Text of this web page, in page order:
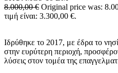
8.000,00€ Original price was:
τιμή είναι: 3.300,00 €.
Ιδρύθηκε το 2017, με έδρα το
στην ευρύτερη περιοχή,
λύσεις στον τομέα της